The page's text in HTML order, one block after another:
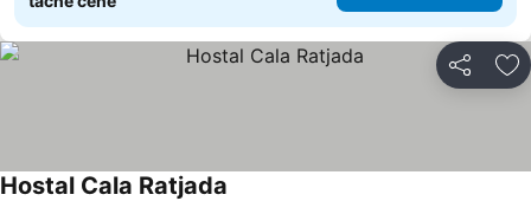
Deli
Hostal Cala Ratjada